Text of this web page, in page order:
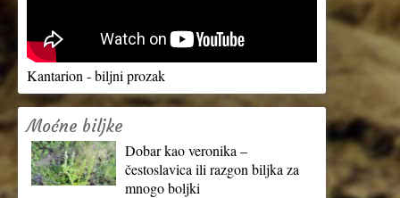
Kantarion - biljni prozak
Moćne biljke
Dobar kao veronika –
čestoslavica ili razgon biljka za
mnogo boljki